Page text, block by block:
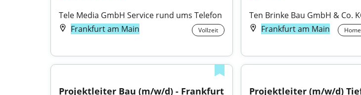
Tele Media GmbH Service rund ums Telefon
Frankfurt am Main
Vollzeit
Ten Brinke Bau GmbH & Co.
Frankfurt am Main
Projektleiter Bau (m/w/d) - Frankfurt Projektleiter (m/w/d)